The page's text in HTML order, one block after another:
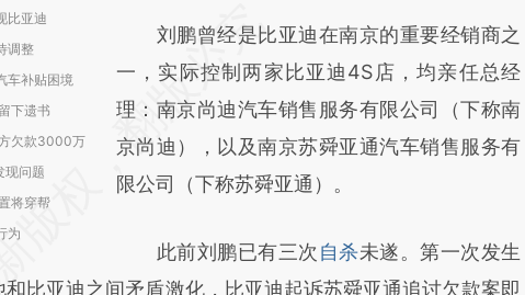
比亚迪
调整
车补贴困境
下遗书
欠款3000万
现问题
将穿帮
为
刘鹏曾经是比亚迪在南京的重要经销商之
一，实际控制两家比亚迪4S店，均亲任总经
理：南京尚迪汽车销售服务有限公司（下称南
京尚迪），以及南京苏舜亚通汽车销售服务有
限公司（下称苏舜亚通）。
此前刘鹏已有三次 自杀未遂。第一次发生
比亚迪之间矛盾激化，比亚迪起诉苏舜亚通追讨欠款案即